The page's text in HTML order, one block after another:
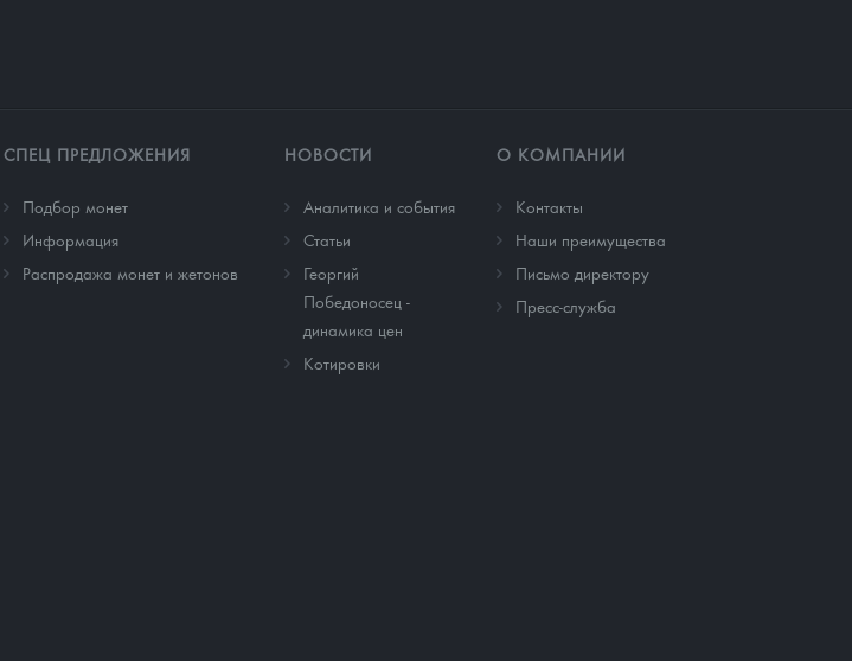
СПЕЦ ПРЕДЛОЖЕНИЯ
Подбор монет
Информация
Распродажа монет и жетонов
НОВОСТИ
Аналитика и события
Cтатьи
Георгий
Победоносец -
динамика цен
Котировки
О КОМПАНИИ
Контакты
Наши преимущества
Письмо директору
Пресс-служба